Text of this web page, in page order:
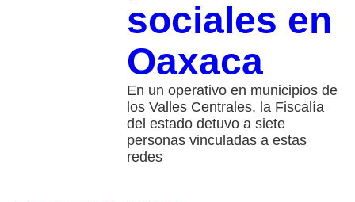
sociales en
Oaxaca
En un operativo en municipios de
los Valles Centrales, la Fiscalía
del estado detuvo a siete
personas vinculadas a estas
redes